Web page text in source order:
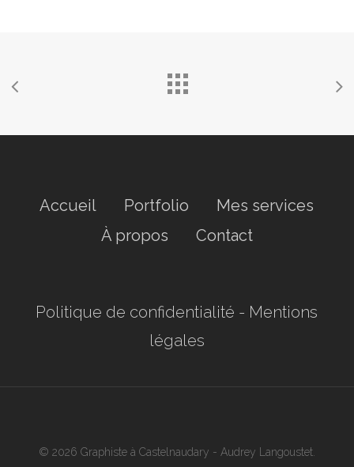
Accueil Portfolio
Mes services
À propos
Contact
Politique de confidentialité - Mentions
légales
© 2026 Graphiste à Castelnaudary - Audrey Langoustet.